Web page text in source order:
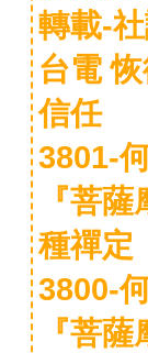
轉載-
台電
信任
3801-
『菩
種禪定
3800-
『菩